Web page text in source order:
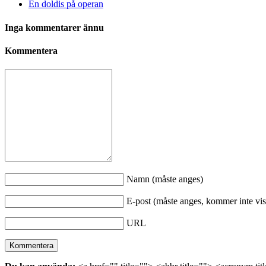
En doldis på operan
Inga kommentarer ännu
Kommentera
Namn (måste anges)
E-post (måste anges, kommer inte
URL